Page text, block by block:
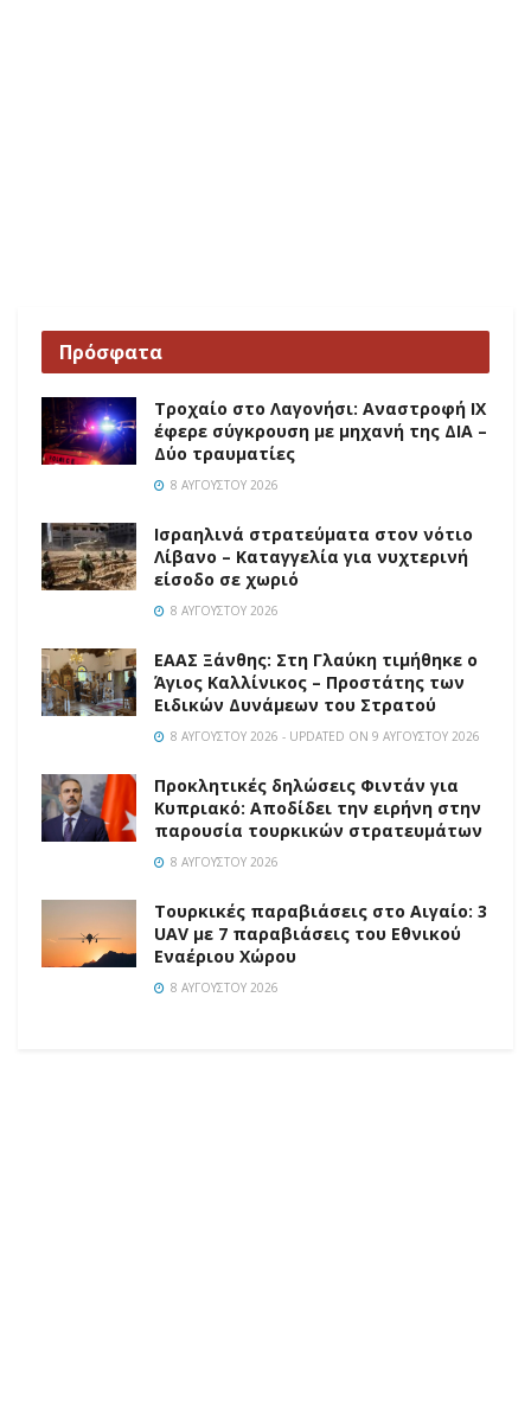
Πρόσφατα
Τροχαίο στο Λαγονήσι: Αναστροφή ΙΧ
έφερε σύγκρουση με μηχανή της ΔΙΑ –
Δύο τραυματίες
8 ΑΥΓΟΎΣΤΟΥ 2026
Ισραηλινά στρατεύματα στον νότιο
Λίβανο – Καταγγελία για νυχτερινή
είσοδο σε χωριό
8 ΑΥΓΟΎΣΤΟΥ 2026
EAAΣ Ξάνθης: Στη Γλαύκη τιμήθηκε ο
Άγιος Καλλίνικος – Προστάτης των
Ειδικών Δυνάμεων του Στρατού
8 ΑΥΓΟΎΣΤΟΥ 2026 - UPDATED ON 9 ΑΥΓΟΎΣΤΟΥ 2026
Προκλητικές δηλώσεις Φιντάν για
Κυπριακό: Αποδίδει την ειρήνη στην
παρουσία τουρκικών στρατευμάτων
8 ΑΥΓΟΎΣΤΟΥ 2026
Τουρκικές παραβιάσεις στο Αιγαίο: 3
UAV με 7 παραβιάσεις του Εθνικού
Εναέριου Χώρου
8 ΑΥΓΟΎΣΤΟΥ 2026